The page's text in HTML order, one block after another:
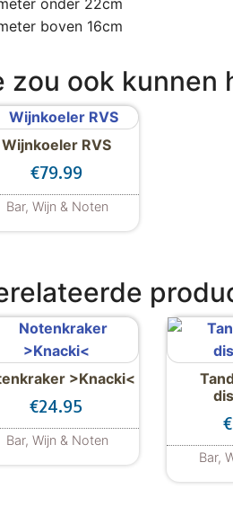
onder 22cm
boven 16cm
zou ook kunnen
Wijnkoeler RVS
€79.99
Bar, Wijn & Noten
>Knacki<
€24.95
Bar, Wijn & Noten
€
Bar,